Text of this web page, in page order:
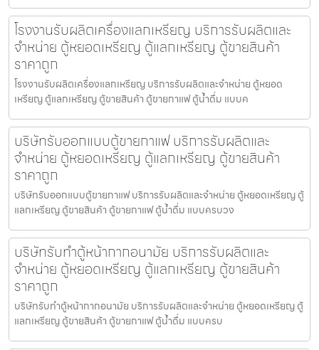
โรงงานรับผลิตเครื่องแลกเหรียญ บริการรับผลิตและ
จำหน่าย ตู้หยอดเหรียญ ตู้แลกเหรียญ ตู้ขายสินค้า
ราคาถูก
โรงงานรับผลิตเครื่องแลกเหรียญ บริการรับผลิตและจำหน่าย ตู้หยอด
เหรียญ ตู้แลกเหรียญ ตู้ขายสินค้า ตู้ขายกาแฟ ตู้น้ำดื่ม แบบค
บริษัทรับออกแบบตู้ขายกาแฟ บริการรับผลิตและ
จำหน่าย ตู้หยอดเหรียญ ตู้แลกเหรียญ ตู้ขายสินค้า
ราคาถูก
บริษัทรับออกแบบตู้ขายกาแฟ บริการรับผลิตและจำหน่าย ตู้หยอดเหรียญ ตู้
แลกเหรียญ ตู้ขายสินค้า ตู้ขายกาแฟ ตู้น้ำดื่ม แบบครบวง
บริษัทรับทำตู้หน้ากากอนามัย บริการรับผลิตและ
จำหน่าย ตู้หยอดเหรียญ ตู้แลกเหรียญ ตู้ขายสินค้า
ราคาถูก
บริษัทรับทำตู้หน้ากากอนามัย บริการรับผลิตและจำหน่าย ตู้หยอดเหรียญ ตู้
แลกเหรียญ ตู้ขายสินค้า ตู้ขายกาแฟ ตู้น้ำดื่ม แบบครบ